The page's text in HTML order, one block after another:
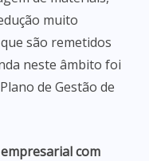
muito
são remetidos
neste âmbito foi
de Gestão de
com